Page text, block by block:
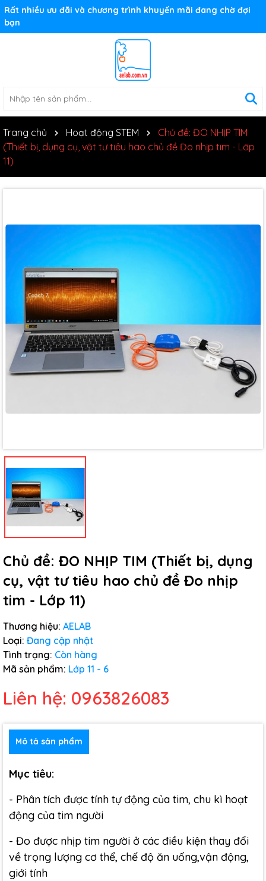
Rất nhiều ưu đãi và chương trình khuyến mãi đang chờ đợi
bạn
Trang chủ Hoạt động STEM
Chủ đề: ĐO NHỊP TIM
(Thiết bị, dụng cụ, vật tư tiêu hao chủ đề Đo nhịp tim - Lớp
11)
Chủ đề: ĐO NHỊP TIM (Thiết bị, dụng
cụ, vật tư tiêu hao chủ đề Đo nhịp
tim - Lớp 11)
Thương hiệu: AELAB
Loại: Đang cập nhật
Tình trạng: Còn hàng
Mã sản phẩm: Lớp 11 - 6
Liên hệ: 0963826083
Mô tả sản phẩm
Mục tiêu:
- Phân tích được tính tự động của tim, chu kì hoạt
động của tim người
- Đo được nhịp tim người ở các điều kiện thay đổi
về trọng lượng cơ thể, chế độ ăn uống,vận động,
giới tính